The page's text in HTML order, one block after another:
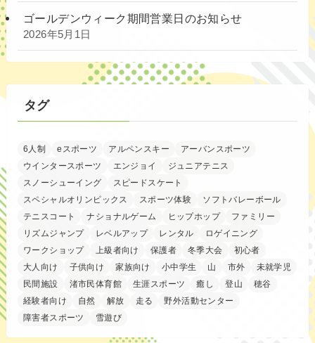
ゴールデンウィーク期間営業日のお知らせ
2026年5月1日
タグ
6人制 eスポーツ アルペンスキー
アーバンスポーツ
ウインタースポーツ
エンジョイ
ジュニアテニス
スノーシューイング
スピードスケート
スペシャルオリンピックス
スポーツ体験
ソフトバレーボール
テニスコート
ナショナルゲーム ヒップホップ
ファミリー
リズムジャンプ
レベルアップ レンタル
ロゲイニング
ワークショップ
上級者向け 保護者 冬季大会
初心者
大人向け
子供向け 家族向け 小中学生 山 市外
未就学児
民間施設
渚市民体育館 生涯スポーツ 癒し 登山
穂谷
経験者向け
自然 解放 走る
野外活動センター
障害者スポーツ
雪遊び